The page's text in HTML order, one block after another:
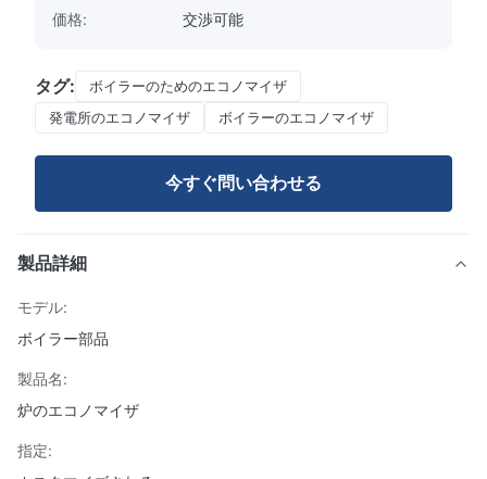
価格:
交渉可能
タグ:
ボイラーのためのエコノマイザ
発電所のエコノマイザ
ボイラーのエコノマイザ
今すぐ問い合わせる
製品詳細
モデル:
ボイラー部品
製品名:
炉のエコノマイザ
指定: